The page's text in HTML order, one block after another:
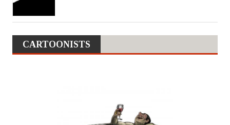
CARTOONISTS